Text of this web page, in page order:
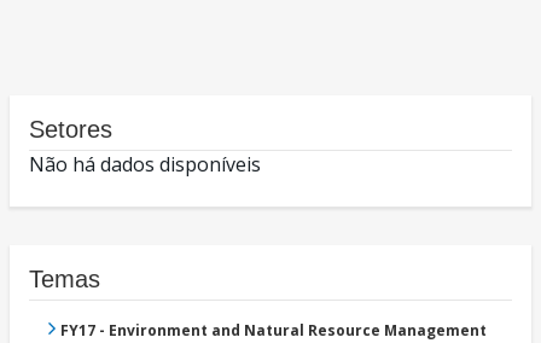
Setores
Não há dados disponíveis
Temas
FY17 - Environment and Natural Resource Management